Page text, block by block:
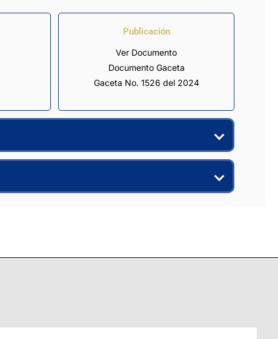
Publicación
Ver Documento
Documento Gaceta
Gaceta No. 1526 del 2024